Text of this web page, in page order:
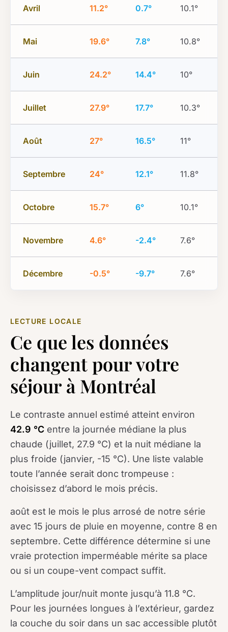
Avril 11.2° 0.7° 10.1°
Mai 19.6° 7.8° 10.8°
Juin 24.2° 14.4° 10°
Juillet 27.9° 17.7° 10.3°
Août 27° 16.5° 11°
Septembre 24° 12.1° 11.8°
Octobre 15.7° 6° 10.1°
Novembre 4.6° -2.4° 7.6°
Décembre -0.5° -9.7° 7.6°
LECTURE LOCALE
Ce que les données
changent pour votre
séjour à Montréal
Le contraste annuel estimé atteint environ
42.9 °C entre la journée médiane la plus
chaude (juillet, 27.9 °C) et la nuit médiane la
plus froide (janvier, -15 °C). Une liste valable
toute l’année serait donc trompeuse :
choisissez d’abord le mois précis.
août est le mois le plus arrosé de notre série
avec 15 jours de pluie en moyenne, contre 8 en
septembre. Cette différence détermine si une
vraie protection imperméable mérite sa place
ou si un coupe-vent compact suffit.
L’amplitude jour/nuit monte jusqu’à 11.8 °C.
Pour les journées longues à l’extérieur, gardez
la couche du soir dans un sac accessible plutôt